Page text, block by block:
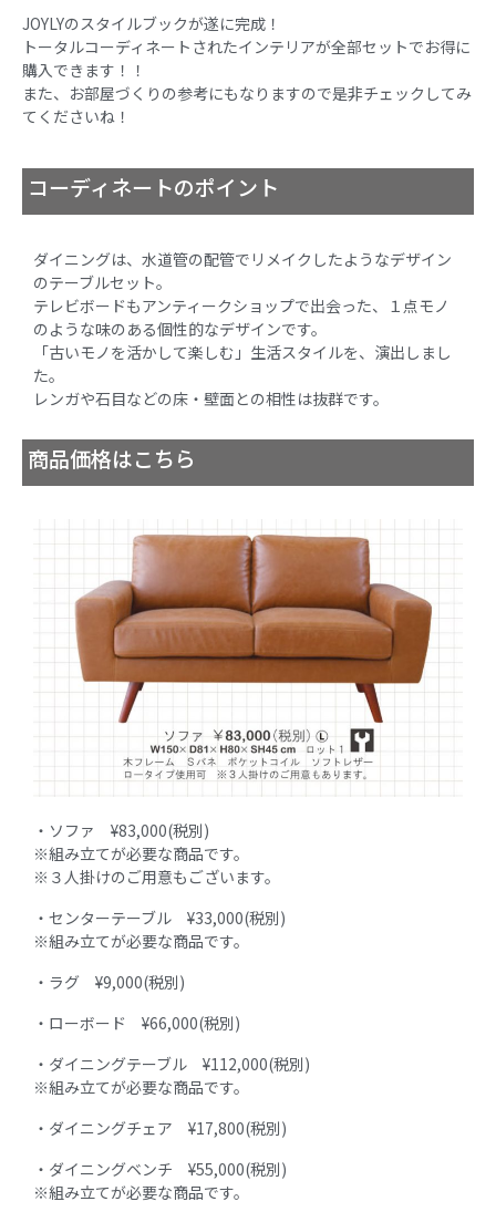
JOYLYのスタイルブックが遂に完成！
トータルコーディネートされたインテリアが全部セットでお得に
購入できます！！
また、お部屋づくりの参考にもなりますので是非チェックしてみ
てくださいね！
コーディネートのポイント
ダイニングは、水道管の配管でリメイクしたようなデザイン
のテーブルセット。
テレビボードもアンティークショップで出会った、１点モノ
のような味のある個性的なデザインです。
「古いモノを活かして楽しむ」生活スタイルを、演出しまし
た。
レンガや石目などの床・壁面との相性は抜群です。
商品価格はこちら
・ソファ ¥83,000(税別)
※組み立てが必要な商品です。
※３人掛けのご用意もございます。
・センターテーブル ¥33,000(税別)
※組み立てが必要な商品です。
・ラグ ¥9,000(税別)
・ローボード ¥66,000(税別)
・ダイニングテーブル ¥112,000(税別)
※組み立てが必要な商品です。
・ダイニングチェア ¥17,800(税別)
・ダイニングベンチ ¥55,000(税別)
※組み立てが必要な商品です。